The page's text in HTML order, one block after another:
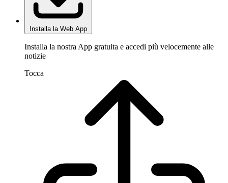
Installa la Web App
Installa la nostra App gratuita e accedi più velocemente alle
notizie
Tocca